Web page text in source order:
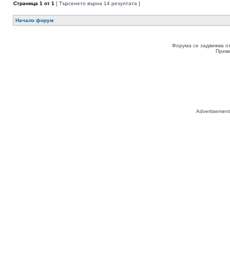
Страница 1 от 1 [ Търсенето върна 14 резултата ]
Начало форум
Форума се задвижва